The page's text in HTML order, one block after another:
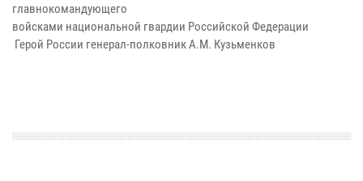
главнокомандующего
войсками национальной гвардии Российской Федерации
Герой России генерал-полковник А.М. Кузьменков